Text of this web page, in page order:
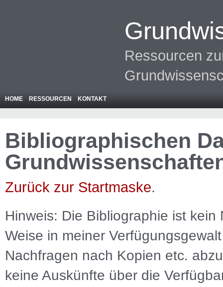
Ressourcen
HOME RESSOURCEN KONTAKT
Bibliographischen
Zurück zur Startmaske.
Hinweis: Die Bibliographie ist kein
Weise in meiner
Nachfragen nach Kopien etc.
keine Auskünfte über die